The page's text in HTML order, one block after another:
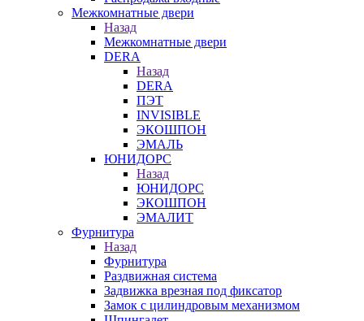
Межкомнатные двери
Назад
Межкомнатные двери
DERA
Назад
DERA
ПЭТ
INVISIBLE
ЭКОШПОН
ЭМАЛЬ
ЮНИДОРС
Назад
ЮНИДОРС
ЭКОШПОН
ЭМАЛИТ
Фурнитура
Назад
Фурнитура
Раздвижная система
Задвижка врезная под фиксатор
Замок с цилиндровым механизмом